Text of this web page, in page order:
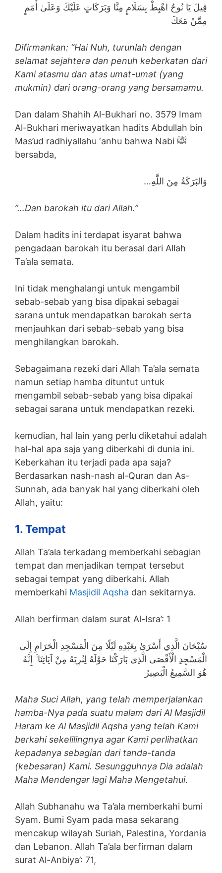
قِيلَ يَا نُوحُ اهْبِطْ بِسَلَامٍ مِنَّا وَبَرَكَاتٍ عَلَيْكَ وَعَلَىٰ أُمَمٍ
مِمَّنْ مَعَكَ
Difirmankan: “Hai Nuh, turunlah dengan
selamat sejahtera dan penuh keberkatan dari
Kami atasmu dan atas umat-umat (yang
mukmin) dari orang-orang yang bersamamu.
Dan dalam Shahih Al-Bukhari no. 3579 Imam
Al-Bukhari meriwayatkan hadits Abdullah bin
Mas’ud radhiyallahu ‘anhu bahwa Nabi ﷺ
bersabda,
…وَالبَرَكَةُ مِنَ اللَّهِ
”…Dan barokah itu dari Allah.”
Dalam hadits ini terdapat isyarat bahwa
pengadaan barokah itu berasal dari Allah
Ta’ala semata.
Ini tidak menghalangi untuk mengambil
sebab-sebab yang bisa dipakai sebagai
sarana untuk mendapatkan barokah serta
menjauhkan dari sebab-sebab yang bisa
menghilangkan barokah.
Sebagaimana rezeki dari Allah Ta’ala semata
namun setiap hamba dituntut untuk
mengambil sebab-sebab yang bisa dipakai
sebagai sarana untuk mendapatkan rezeki.
kemudian, hal lain yang perlu diketahui adalah
hal-hal apa saja yang diberkahi di dunia ini.
Keberkahan itu terjadi pada apa saja?
Berdasarkan nash-nash al-Quran dan As-
Sunnah, ada banyak hal yang diberkahi oleh
Allah, yaitu:
1. Tempat
Allah Ta’ala terkadang memberkahi sebagian
tempat dan menjadikan tempat tersebut
sebagai tempat yang diberkahi. Allah
memberkahi Masjidil Aqsha dan sekitarnya.
Allah berfirman dalam surat Al-Isra’: 1
سُبْحَانَ الَّذِي أَسْرَىٰ بِعَبْدِهِ لَيْلًا مِنَ الْمَسْجِدِ الْحَرَامِ إِلَى
الْمَسْجِدِ الْأَقْصَى الَّذِي بَارَكْنَا حَوْلَهُ لِنُرِيَهُ مِنْ آيَاتِنَا ۚ إِنَّهُ
هُوَ السَّمِيعُ الْبَصِيرُ
Maha Suci Allah, yang telah memperjalankan
hamba-Nya pada suatu malam dari Al Masjidil
Haram ke Al Masjidil Aqsha yang telah Kami
berkahi sekelilingnya agar Kami perlihatkan
kepadanya sebagian dari tanda-tanda
(kebesaran) Kami. Sesungguhnya Dia adalah
Maha Mendengar lagi Maha Mengetahui.
Allah Subhanahu wa Ta’ala memberkahi bumi
Syam. Bumi Syam pada masa sekarang
mencakup wilayah Suriah, Palestina, Yordania
dan Lebanon. Allah Ta’ala berfirman dalam
surat Al-Anbiya’: 71,